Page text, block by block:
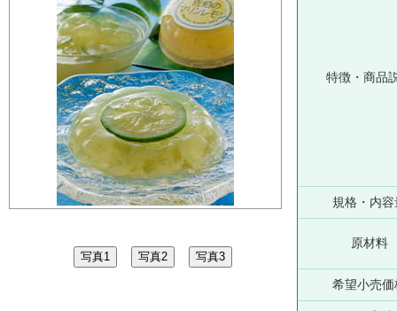
特徴・商品
規格・内容
原材料
希望小売価